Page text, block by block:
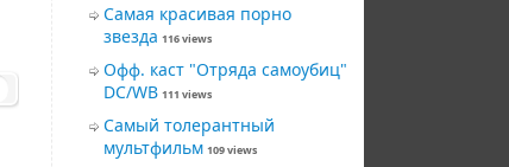
Самая красивая порно
звезда 116 views
Офф. каст "Отряда самоубиц"
DC/WB 111 views
Самый толерантный
мультфильм 109 views